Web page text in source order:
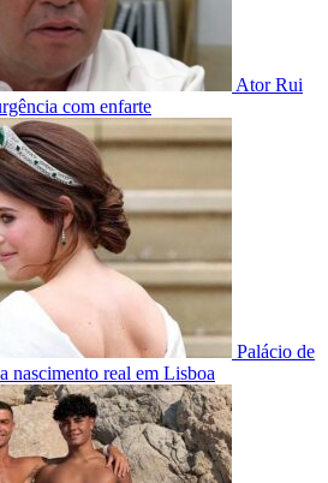
Ator Rui
com enfarte
Palácio de
nascimento real em Lisboa